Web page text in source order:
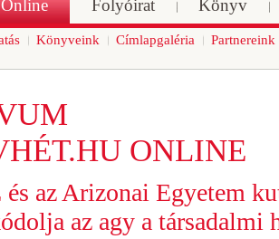
Online Folyóirat Könyv
Könyveink Címlapgaléria Partnereink
ONLINE
az Arizonai Egyetem
az agy a társadalmi